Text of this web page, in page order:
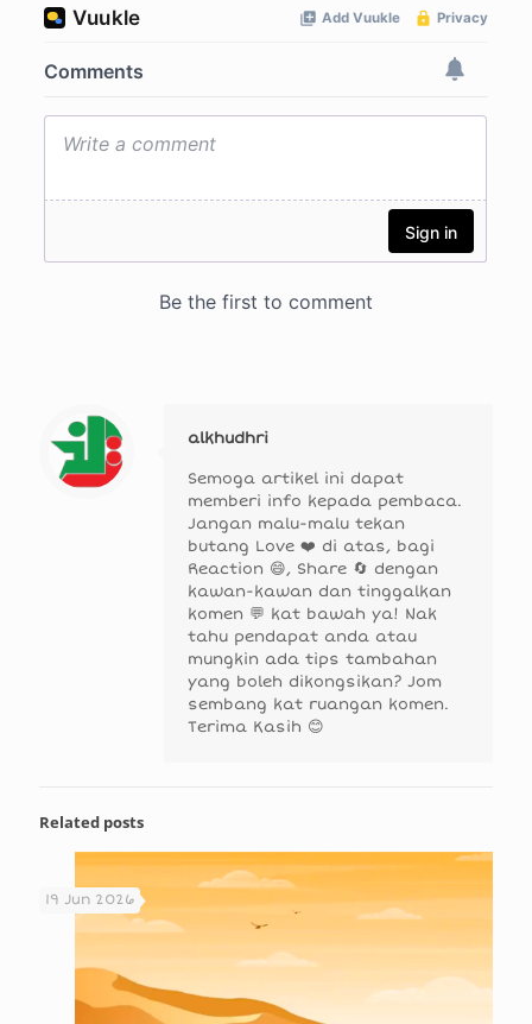
alkhudhri
Semoga artikel ini dapat
memberi info kepada pembaca.
Jangan malu-malu tekan
butang Love ❤️ di atas, bagi
Reaction 😄, Share 🔄 dengan
kawan-kawan dan tinggalkan
komen 💬 kat bawah ya! Nak
tahu pendapat anda atau
mungkin ada tips tambahan
yang boleh dikongsikan? Jom
sembang kat ruangan komen.
Terima Kasih 😊
Related posts
19 Jun 2026